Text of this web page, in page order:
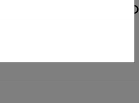
2 J 3.5 F STEREO